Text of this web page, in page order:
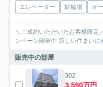
エレベーター 駐輪場 オ
＼ご成約いただいたお客様限定
ンペーン開催中 新しい住まいに
販売中の部屋
302
3,590万円